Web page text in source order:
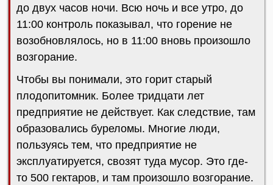
до двух часов ночи. Всю ночь и все утро, до
11:00 контроль показывал, что горение не
возобновлялось, но в 11:00 вновь произошло
возгорание.
Чтобы вы понимали, это горит старый
плодопитомник. Более тридцати лет
предприятие не действует. Как следствие, там
образовались буреломы. Многие люди,
пользуясь тем, что предприятие не
эксплуатируется, свозят туда мусор. Это где-
то 500 гектаров, и там произошло возгорание.